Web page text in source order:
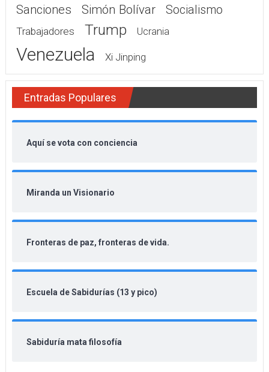
Sanciones
Simón Bolívar Socialismo
Trabajadores Trump Ucrania
Venezuela Xi Jinping
Entradas Populares
Aquí se vota con conciencia
Miranda un Visionario
Fronteras de paz, fronteras de vida.
Escuela de Sabidurías (13 y pico)
Sabiduría mata filosofía